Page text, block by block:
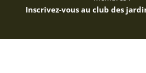
Inscrivez-vous au club des